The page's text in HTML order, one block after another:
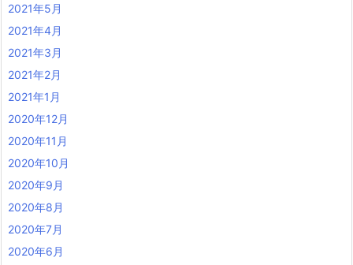
2021年5月
2021年4月
2021年3月
2021年2月
2021年1月
2020年12月
2020年11月
2020年10月
2020年9月
2020年8月
2020年7月
2020年6月